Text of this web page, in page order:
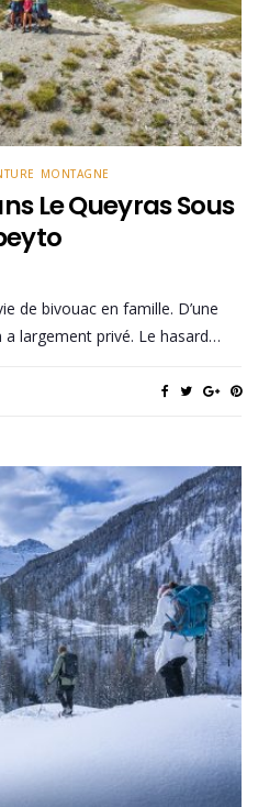
MONTAGNE
Le Queyras Sous
de bivouac en famille. D’une
largement privé. Le hasard…